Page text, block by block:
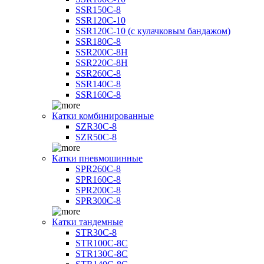
SSR150C-8
SSR120C-10
SSR120C-10 (с кулачковым бандажом)
SSR180C-8
SSR200C-8H
SSR220C-8H
SSR260C-8
SSR140C-8
SSR160C-8
Катки комбинированные
SZR30C-8
SZR50C-8
Катки пневмошинные
SPR260C-8
SPR160C-8
SPR200C-8
SPR300C-8
Катки тандемные
STR30C-8
STR100C-8С
STR130C-8С